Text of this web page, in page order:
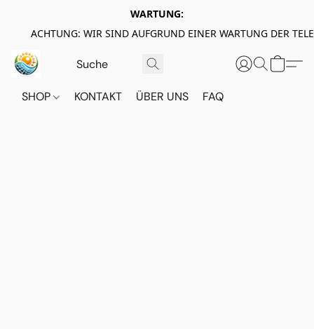
WARTUNG:
ACHTUNG: WIR SIND AUFGRUND EINER WARTUNG DER
SHOP KONTAKT ÜBER UNS FAQ